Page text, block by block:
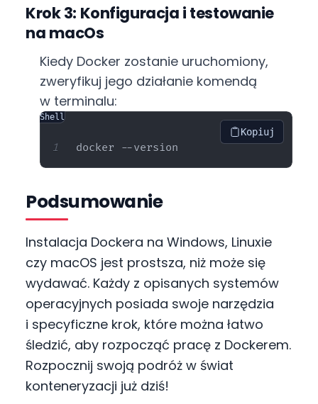
Krok 3: Konfiguracja i testowanie
na macOs
Kiedy Docker zostanie uruchomiony,
zweryfikuj jego działanie komendą
w terminalu:
Shell
Kopiuj
Podsumowanie
Instalacja Dockera na Windows, Linuxie
czy macOS jest prostsza, niż może się
wydawać. Każdy z opisanych systemów
operacyjnych posiada swoje narzędzia
i specyficzne krok, które można łatwo
śledzić, aby rozpocząć pracę z Dockerem.
Rozpocznij swoją podróż w świat
konteneryzacji już dziś!